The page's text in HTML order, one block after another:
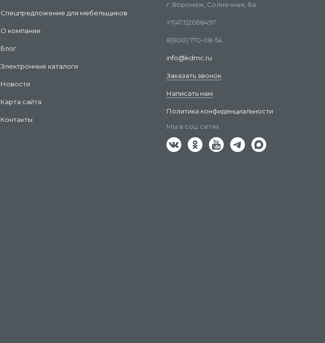
Спецпредложение для мебельщиков
О компании
Блог
Электронные каталоги
Новости
Карта сайта
Контакты
г. Воронеж, Солнечная, 8а
+7(473)2068497
8(800) 770-08-54
info@kdmc.ru
Заказать звонок
Написать нам
Политика конфиденциальности
Мы в соц. сетях